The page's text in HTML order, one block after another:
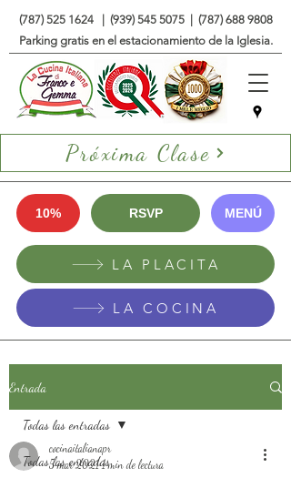
(787) 525 1624| (939) 545 5075| (787) 688 9808
Parking gratis en el estacionamiento de la Iglesia.
Próxima Clase
10% RSVP MENÚ
LA PLACITA
LA COCINA
Entrada
Todas las entradas
Todas las entradas
cocinaitalianapr
5 mar 2021 1 min de lectura